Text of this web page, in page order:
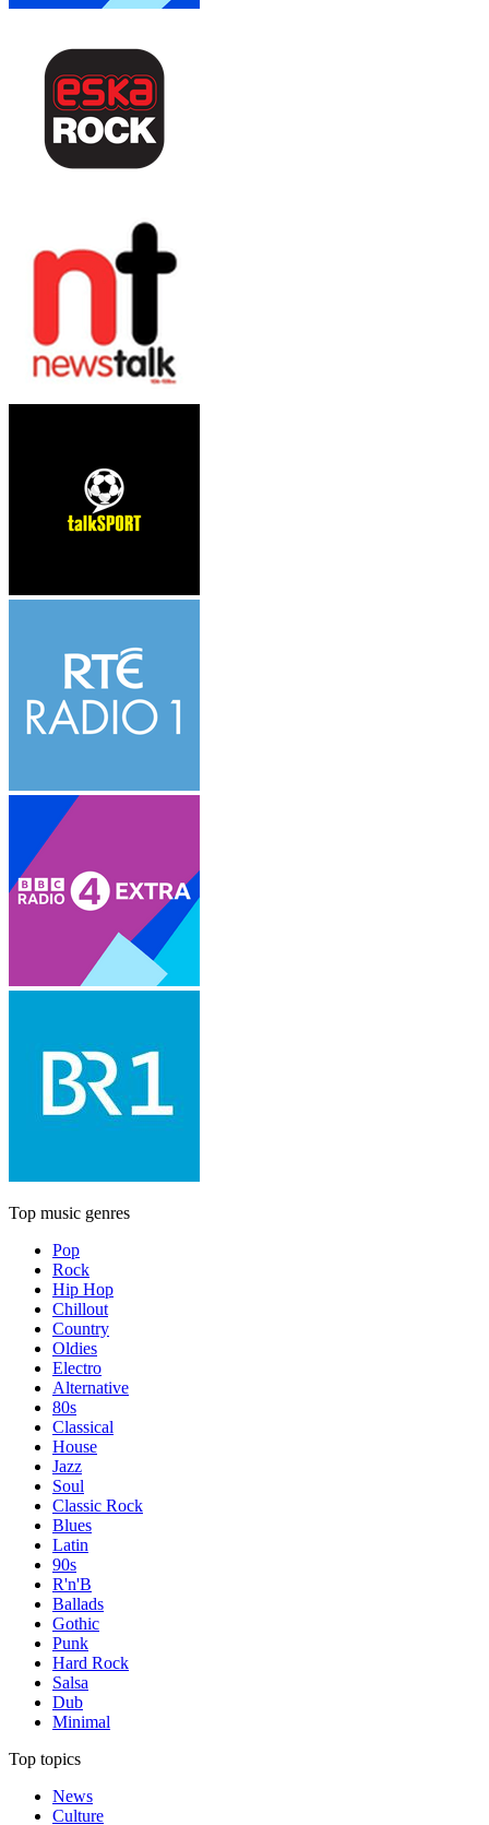
Top music genres
Pop
Rock
Hip Hop
Chillout
Country
Oldies
Electro
Alternative
80s
Classical
House
Jazz
Soul
Classic Rock
Blues
Latin
90s
R'n'B
Ballads
Gothic
Punk
Hard Rock
Salsa
Dub
Minimal
Top topics
News
Culture